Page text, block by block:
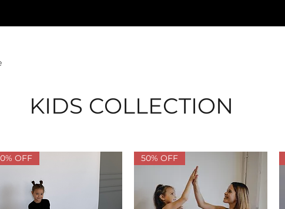
KIDS COLLECTION
OFF 50% OFF